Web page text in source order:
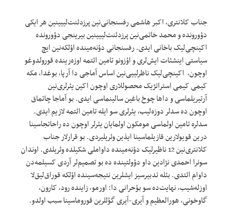
جناب کلانتری، اکبر هاشمی رفسنجانی‌نین پرزدئنت‌لییینین هر ایکی
دؤورونده و محمد خاتمی‌نین پرزدئنت‌لییینین بیرینجی دؤورونده
اکینچی‌لیک باخانی ایدی. رفسنجانی دؤنه‌مینده اؤلکه‌نین ایچ
سیاستی اینشئات ایش‌لری و اؤزونو تامین ائتمه اوزه‌رینده قورولدوغو
اوچون، اکینچی‌لیک ناظرلییی‌نین اساس آماجی دا آرپا، بوغدا، مکه
کیمی کیمی استراتژیک محصوللاری اوچون اکین یئرلری‌نین
آرتیریلماسی و داها چوخ باغین سالینماسی ایدی. بو آماجا چاتماق
اوچون ده سدلر دوزه‌لیب، یئرلری سو ایله تامین ائتمه لازیم ایدی.
سدلره تامین اولماسی مومکون اولمایان یئرلر اوچون ده راحاتجاسینا
درین قویولارین قازیلماسینا ایذین وئریلیردی. بو قرار‌لار جناب
کلانتری‌نین 12 ناظیرلیک دؤنه‌مینده داواملی شکیلده وئریلدی. اوندان
سونرا احمدی نژادین داو دؤولتینده ده بو تصمیم‌لر آردی کسیلمه‌دن
داوام ائتدی. بئله تدبیرسیز ایشلرین نتیجه‌سینده اؤلکه قوراق‌لیق‌لا
اوزله‌شیب، نهایت‌ده سو بؤحرانی دا: اورمو، زاینده رود، کارون،
گاوخونی، هورالعظیم و آیری-آیری گؤللرین قوروماسینا سبب اولدو.